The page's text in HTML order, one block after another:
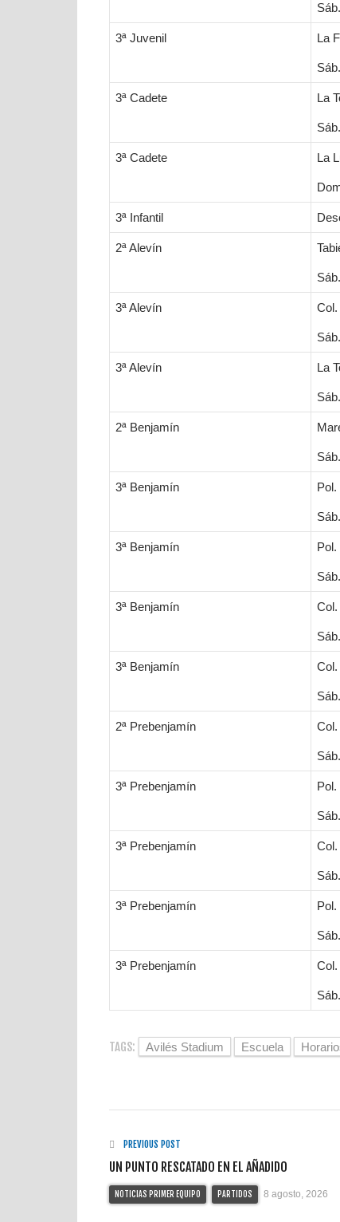
3ª Juvenil La
3ª Cadete La
3ª Cadete La
3ª Infantil
2ª Alevín
3ª Alevín Col.
3ª Alevín La
2ª Benjamín
3ª Benjamín Pol.
3ª Benjamín Pol.
3ª Benjamín Col.
3ª Benjamín Col.
2ª Prebenjamín Col.
3ª Prebenjamín Pol.
3ª Prebenjamín Col.
3ª Prebenjamín Pol.
3ª Prebenjamín Col.
TAGS: Avilés Stadium Escuela
PREVIOUS POST
UN PUNTO RESCATADO EN EL AÑADIDO
NOTICIAS PRIMER EQUIPO PARTIDOS 8 agosto, 2026